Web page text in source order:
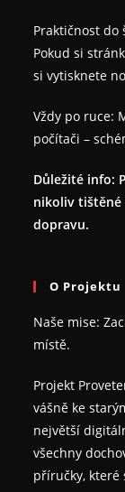
Praktičnost do
Pokud si
si vytisknete
Vždy po ruce:
počítači –
Důležité info:
nikoliv tištěné
dopravu.
O Projektu
Naše mise:
místě.
Projekt
vášně ke
největší
všechny
příručky, které